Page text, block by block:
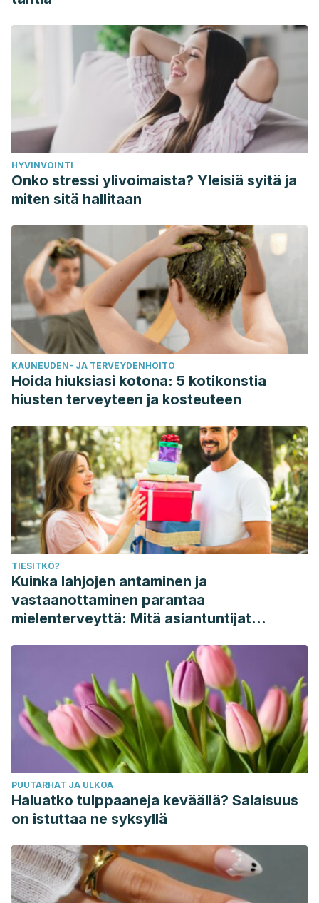
HYVINVOINTI
Onko stressi ylivoimaista? Yleisiä syitä ja
miten sitä hallitaan
KAUNEUDEN- JA TERVEYDENHOITO
Hoida hiuksiasi kotona: 5 kotikonstia
hiusten terveyteen ja kosteuteen
TIESITKÖ?
Kuinka lahjojen antaminen ja
vastaanottaminen parantaa
mielenterveyttä: Mitä asiantuntijat
PUUTARHAT JA ULKOA
Haluatko tulppaaneja keväällä? Salaisuus
on istuttaa ne syksyllä